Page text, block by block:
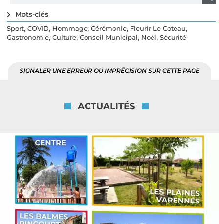
Mots-clés
Sport, COVID, Hommage, Cérémonie, Fleurir Le Coteau,
Gastronomie, Culture, Conseil Municipal, Noël, Sécurité
SIGNALER UNE ERREUR OU IMPRÉCISION SUR CETTE PAGE
ACTUALITÉS